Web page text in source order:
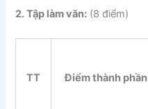
2. Tập làm văn: (8 điểm)
TT Điểm thành phần